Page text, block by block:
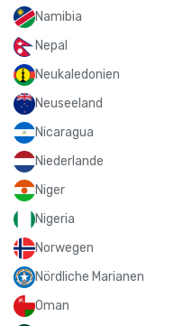
Namibia
Nepal
Neukaledonien
Neuseeland
Nicaragua
Niederlande
Niger
Nigeria
Norwegen
Nördliche Marianen
Oman